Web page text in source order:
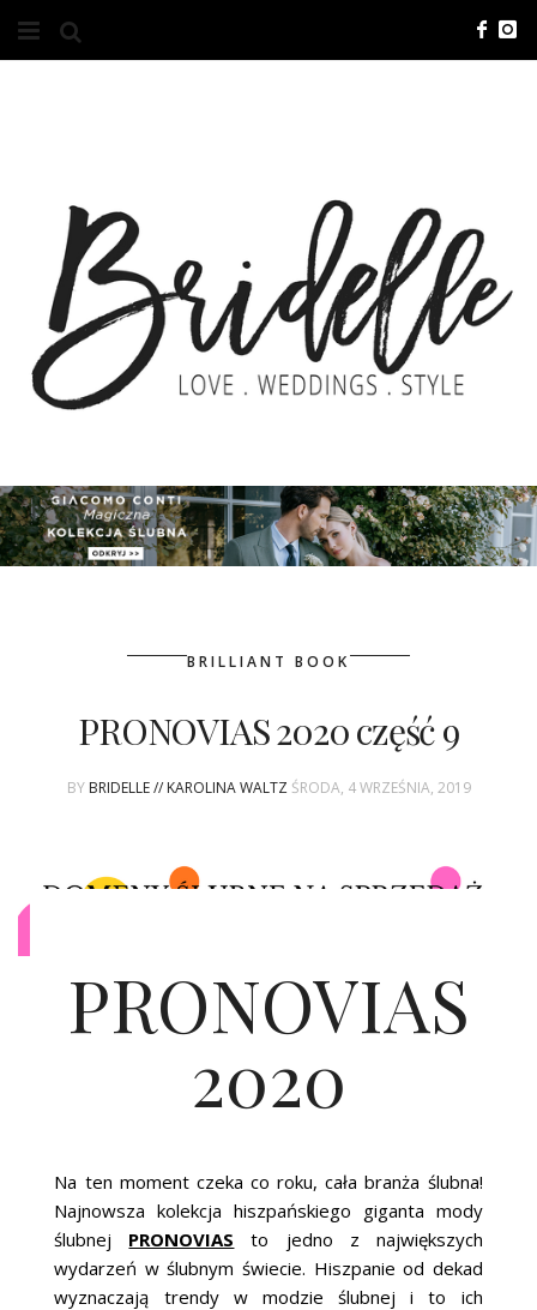
O NAS
KONTAKT
REKLAMA
ADVERTISING
ZGŁOSZENIA
KONKURSY
KSIĄŻKI BRIDELLE
WASZE ŚLUBY
BRI GROUP
ARCHIWUM
BRILLIANT BOOK
PRONOVIAS 2020 część 9
BY BRIDELLE // KAROLINA WALTZ ŚRODA, 4 WRZEŚNIA, 2019
PRONOVIAS
2020
Na ten moment czeka co roku, cała branża ślubna!
Najnowsza kolekcja hiszpańskiego giganta mody
ślubnej PRONOVIAS to jedno z największych
wydarzeń w ślubnym świecie. Hiszpanie od dekad
wyznaczają trendy w modzie ślubnej i to ich